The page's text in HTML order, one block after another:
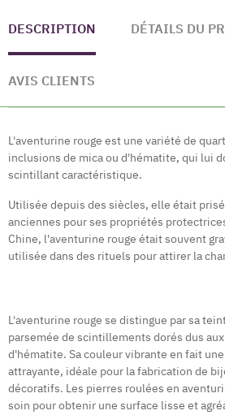
DESCRIPTION DÉTAILS DU
AVIS CLIENTS
L'aventurine rouge est une variété de
inclusions de mica ou d'hématite, qui lui
scintillant caractéristique.
Utilisée depuis des siècles, elle était
anciennes pour ses propriétés
Chine, l'aventurine rouge était souvent
utilisée dans des rituels pour attirer la
L'aventurine rouge se distingue par sa
parsemée de scintillements dorés dus
d'hématite. Sa couleur vibrante en fait
attrayante, idéale pour la fabrication de
décoratifs. Les pierres roulées en
soin pour obtenir une surface lisse et